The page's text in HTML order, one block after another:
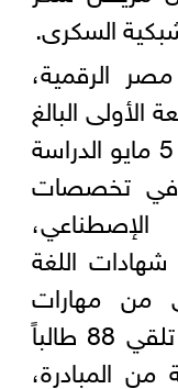
السكرى.
الرقمية،
الأولى البالغ
عددها 109 طلاب، بدأت في 5 مايو الدراسة
في تخصصات
الإصطناعي،
شهادات اللغة
من مهارات
القيادة لهذه الدفعة، كما تم تلقي 88 طالباً
من المبادرة،